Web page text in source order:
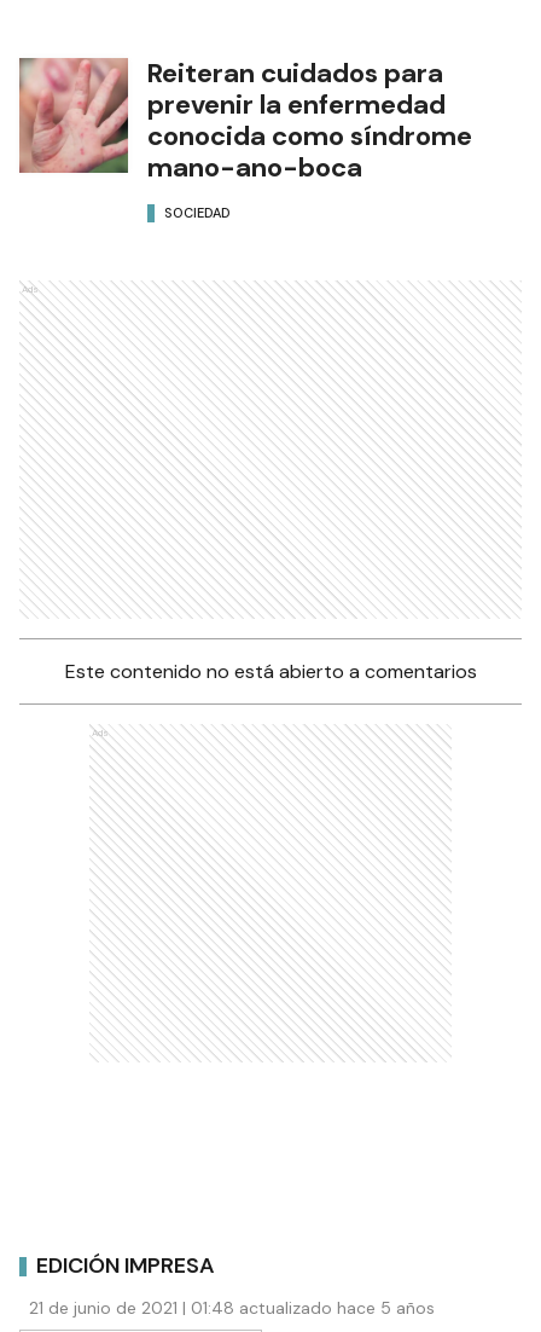
Reiteran cuidados para
prevenir la enfermedad
conocida como síndrome
mano-ano-boca
SOCIEDAD
Ads
Este contenido no está abierto a comentarios
Ads
EDICIÓN IMPRESA
21 de junio de 2021 | 01:48 actualizado hace 5 años